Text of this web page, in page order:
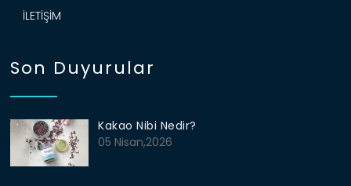
İLETIŞIM
Son Duyurular
Kakao Nibi Nedir?
05 Nisan,2026